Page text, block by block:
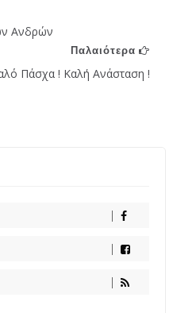
Ανδρών
Παλαιότερα
Πάσχα ! Καλή Ανάσταση !